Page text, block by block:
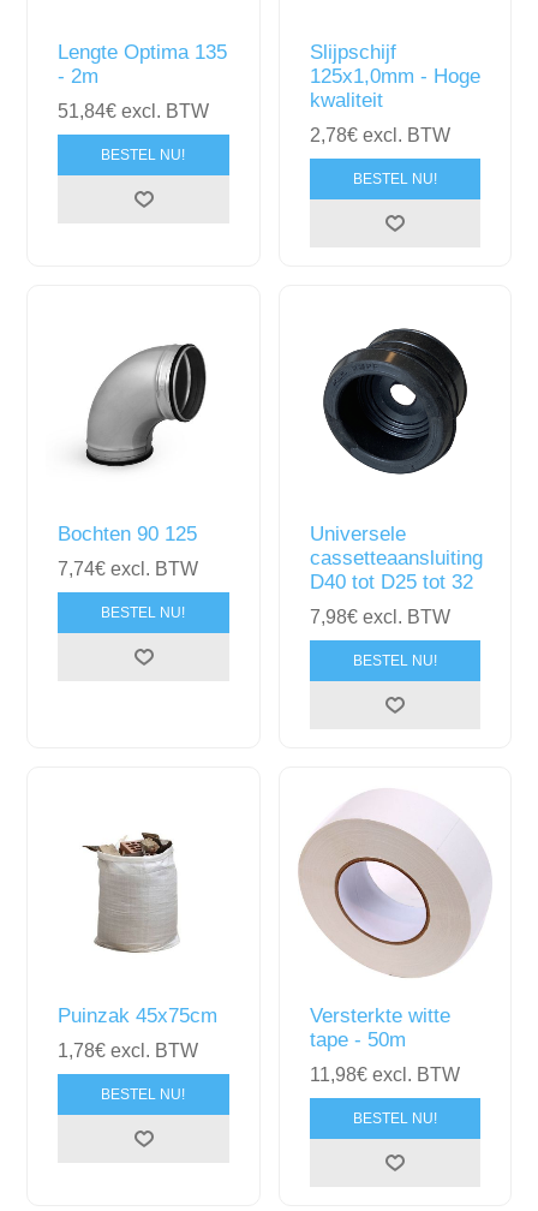
Lengte Optima 135
- 2m
51,84€ excl. BTW
BESTEL NU!
Slijpschijf
125x1,0mm - Hoge
kwaliteit
2,78€ excl. BTW
BESTEL NU!
Bochten 90 125
7,74€ excl. BTW
BESTEL NU!
Universele
cassetteaansluiting
D40 tot D25 tot 32
7,98€ excl. BTW
BESTEL NU!
Puinzak 45x75cm
1,78€ excl. BTW
BESTEL NU!
Versterkte witte
tape - 50m
11,98€ excl. BTW
BESTEL NU!